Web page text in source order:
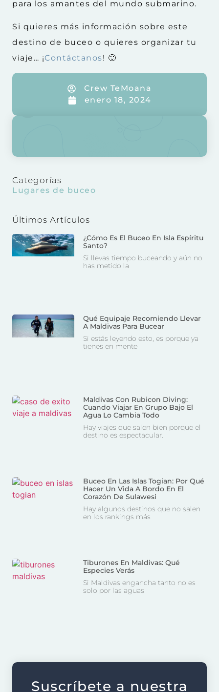
para los amantes del mundo submarino.
Si quieres más información sobre este
destino de buceo o quieres organizar tu
viaje… ¡Contáctanos! 🙂
Crew TeMoana
enero 18, 2024
Categorías
Lugares de buceo
Últimos Artículos
¿Cómo Es El Buceo En Isla Espíritu
Santo?
Si llevas tiempo buceando y aún no
has metido la
Qué Equipaje Recomiendo Llevar
A Maldivas Para Bucear
Si estás leyendo esto, es porque ya
tienes en mente
Maldivas Con Rubicon Diving:
Cuando Viajar En Grupo Bajo El
Agua Lo Cambia Todo
Hay viajes que salen bien porque el
destino es espectacular.
Buceo En Las Islas Togian: Por Qué
Hacer Un Vida A Bordo En El
Corazón De Sulawesi
Hay algunos destinos que no salen
en los rankings más
Tiburones En Maldivas: Qué
Especies Verás
Si Maldivas engancha tanto no es
solo por las aguas
Suscríbete a nuestra